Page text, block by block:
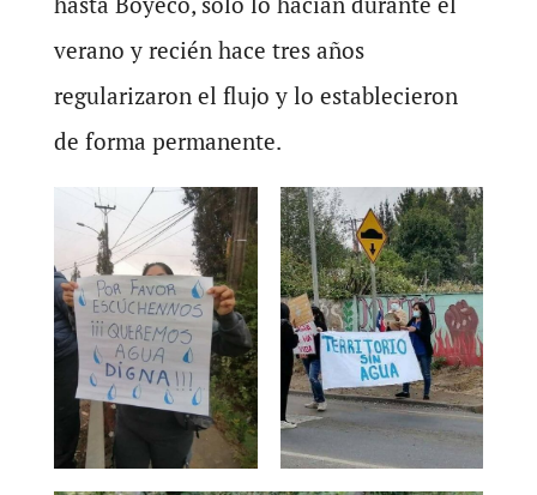
verano y recién hace tres años
regularizaron el flujo y lo establecieron
de forma permanente.